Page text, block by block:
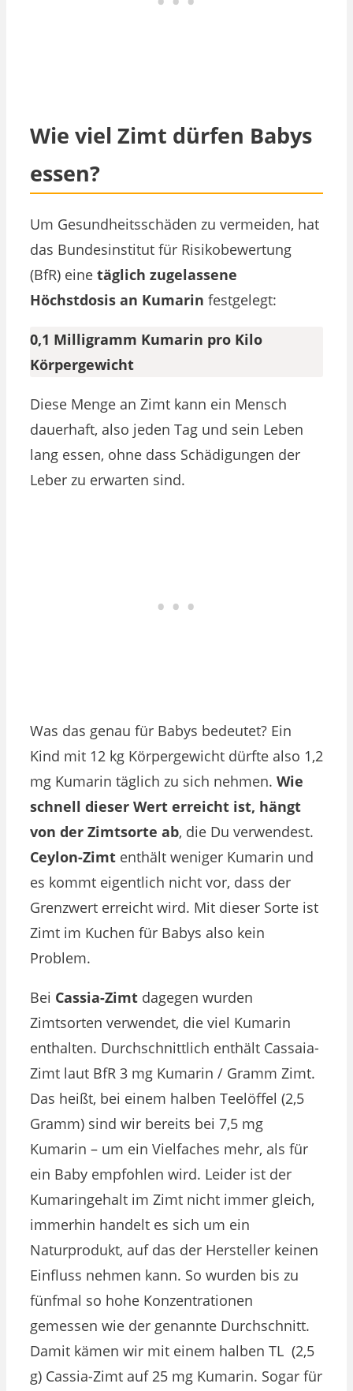
Wie viel Zimt dürfen Babys
essen?
Um Gesundheitsschäden zu vermeiden, hat
das Bundesinstitut für Risikobewertung
(BfR) eine täglich zugelassene
Höchstdosis an Kumarin festgelegt:
0,1 Milligramm Kumarin pro Kilo
Körpergewicht
Diese Menge an Zimt kann ein Mensch
dauerhaft, also jeden Tag und sein Leben
lang essen, ohne dass Schädigungen der
Leber zu erwarten sind.
Was das genau für Babys bedeutet? Ein
Kind mit 12 kg Körpergewicht dürfte also 1,2
mg Kumarin täglich zu sich nehmen. Wie
schnell dieser Wert erreicht ist, hängt
von der Zimtsorte ab, die Du verwendest.
Ceylon-Zimt enthält weniger Kumarin und
es kommt eigentlich nicht vor, dass der
Grenzwert erreicht wird. Mit dieser Sorte ist
Zimt im Kuchen für Babys also kein
Problem.
Bei Cassia-Zimt dagegen wurden
Zimtsorten verwendet, die viel Kumarin
enthalten. Durchschnittlich enthält Cassaia-
Zimt laut BfR 3 mg Kumarin / Gramm Zimt.
Das heißt, bei einem halben Teelöffel (2,5
Gramm) sind wir bereits bei 7,5 mg
Kumarin – um ein Vielfaches mehr, als für
ein Baby empfohlen wird. Leider ist der
Kumaringehalt im Zimt nicht immer gleich,
immerhin handelt es sich um ein
Naturprodukt, auf das der Hersteller keinen
Einfluss nehmen kann. So wurden bis zu
fünfmal so hohe Konzentrationen
gemessen wie der genannte Durchschnitt.
Damit kämen wir mit einem halben TL (2,5
g) Cassia-Zimt auf 25 mg Kumarin. Sogar für